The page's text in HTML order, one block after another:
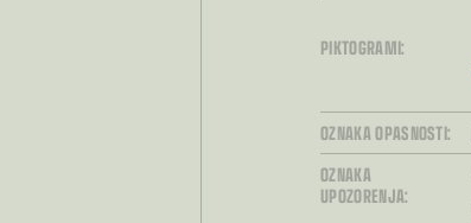
PIKTOGRAMI:
OZNAKA OPASNOSTI:
OZNAKA
UPOZORENJA: